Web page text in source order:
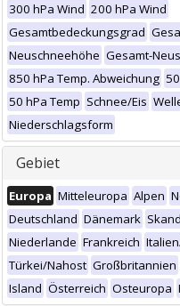
300 hPa Wind 200 hPa Wind
Gesamtbedeckungsgrad
Neuschneehöhe Gesamt-
850 hPa Temp. Abweichung
50 hPa Temp Schnee/Eis
Niederschlagsform
Gebiet
Europa Mitteleuropa Alpen
Deutschland Dänemark
Niederlande Frankreich
Türkei/Nahost Großbritannien
Island Österreich Osteuropa